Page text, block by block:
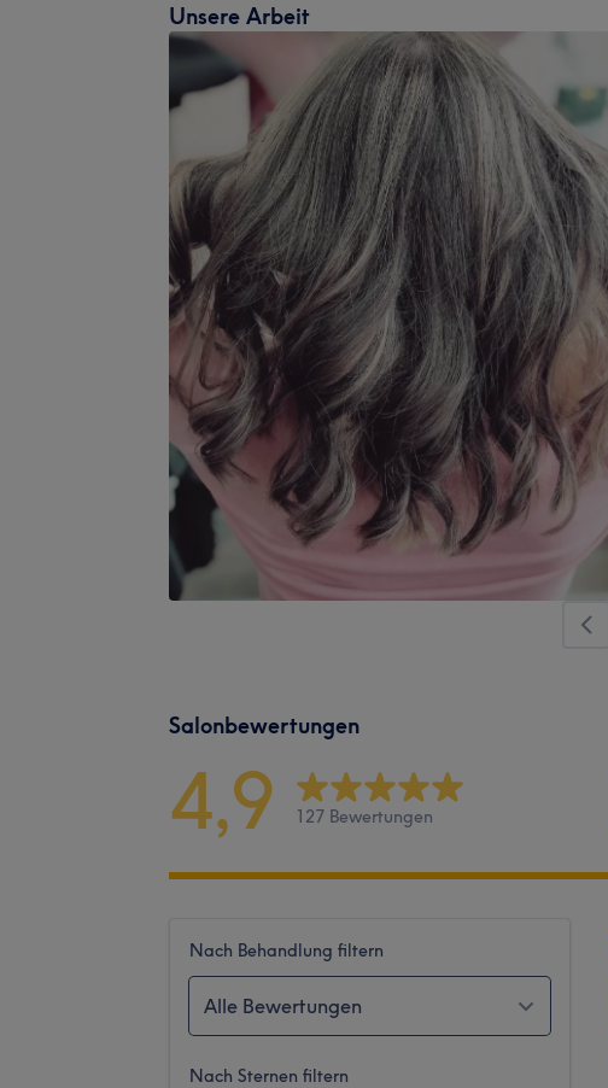
Unsere Arbeit
Salonbewertungen
4,9 127 Bewertungen
Nach Behandlung filtern
Alle Bewertungen
Nach Sternen filtern